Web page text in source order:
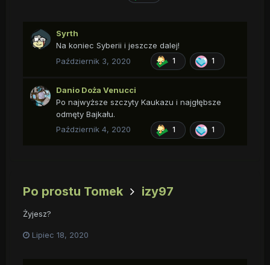
Syrth
Na koniec Syberii i jeszcze dalej!
Październik 3, 2020
1 1
Danio Doża Venucci
Po najwyższe szczyty Kaukazu i najgłębsze
odmęty Bajkału.
Październik 4, 2020
1 1
Po prostu Tomek izy97
Żyjesz?
Lipiec 18, 2020